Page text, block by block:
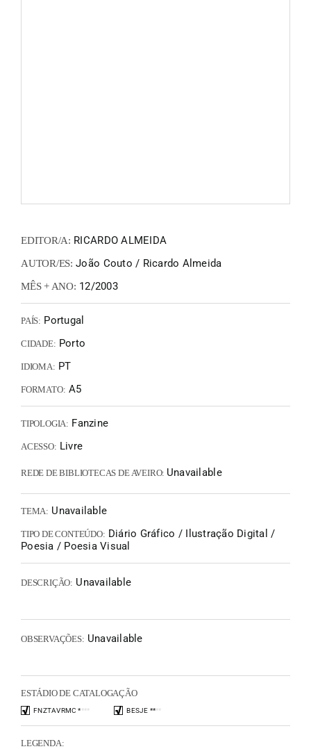
EDITOR/A: RICARDO ALMEIDA
AUTOR/ES: João Couto / Ricardo Almeida
MÊS + ANO: 12/2003
PAÍS: Portugal
CIDADE: Porto
IDIOMA: PT
FORMATO: A5
TIPOLOGIA: Fanzine
ACESSO: Livre
REDE DE BIBLIOTECAS DE AVEIRO: Unavailable
TEMA: Unavailable
TIPO DE CONTEÚDO: Diário Gráfico / Ilustração Digital /
Poesia / Poesia Visual
DESCRIÇÃO: Unavailable
OBSERVAÇÕES: Unavailable
ESTÁDIO DE CATALOGAÇÃO
FNZTAVRMC **** BESJE ****
LEGENDA: